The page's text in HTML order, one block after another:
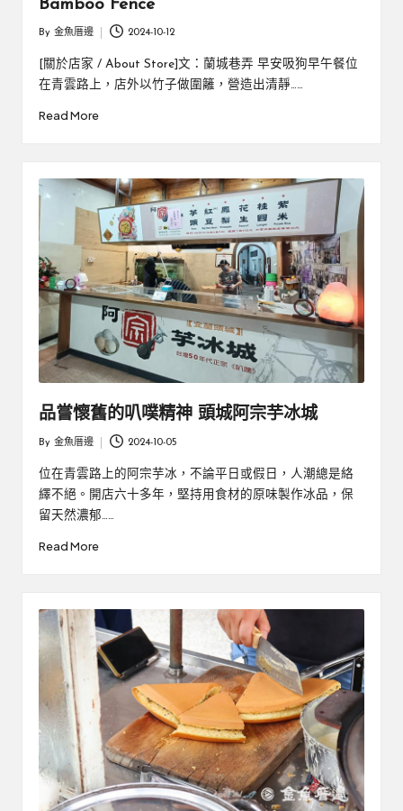
Bamboo Fence
by
By 金魚厝邊 2024-10-12
[關於店家 / About Store]文：蘭城巷弄 早安吸狗早午餐位
在青雲路上，店外以竹子做圍籬，營造出清靜……
Read More
品嘗懷舊的叭噗精神 頭城阿宗芋冰城
by
By 金魚厝邊 2024-10-05
位在青雲路上的阿宗芋冰，不論平日或假日，人潮總是絡
繹不絕。開店六十多年，堅持用食材的原味製作冰品，保
留天然濃郁……
Read More